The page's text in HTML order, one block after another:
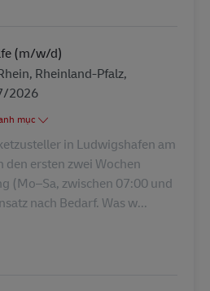
(m/w/d)
Rheinland-Pfalz,
2026
tương ứng với 2 danh mục
in Ludwigshafen am
ersten zwei Wochen
(Mo–Sa, zwischen 07:00 und
nach Bedarf. Was w...